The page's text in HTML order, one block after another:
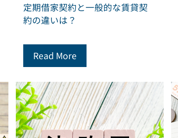
定期借家契約と一般的な賃貸契
約の違いは？
Read More